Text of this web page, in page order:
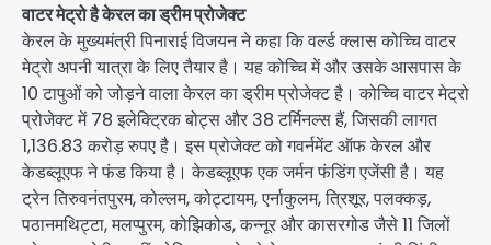
वाटर मेट्रो है केरल का ड्रीम प्रोजेक्ट
केरल के मुख्यमंत्री पिनाराई विजयन ने कहा कि वर्ल्ड क्लास कोच्चि वाटर
मेट्रो अपनी यात्रा के लिए तैयार है। यह कोच्चि में और उसके आसपास के
10 टापुओं को जोड़ने वाला केरल का ड्रीम प्रोजेक्ट है। कोच्चि वाटर मेट्रो
प्रोजेक्ट में 78 इलेक्ट्रिक बोट्स और 38 टर्मिनल्स हैं, जिसकी लागत
1,136.83 करोड़ रुपए है। इस प्रोजेक्ट को गवर्नमेंट ऑफ केरल और
केडब्लूएफ ने फंड किया है। केडब्लूएफ एक जर्मन फंडिंग एजेंसी है। यह
ट्रेन तिरुवनंतपुरम, कोल्लम, कोट्टायम, एर्नाकुलम, त्रिशूर, पलक्कड़,
पठानमथिट्टा, मलप्पुरम, कोझिकोड, कन्नूर और कासरगोड जैसे 11 जिलों